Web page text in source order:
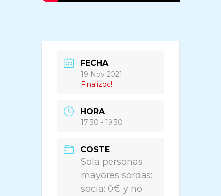
FECHA
19 Nov 2021
Finalizdo!
HORA
17:30 - 19:30
COSTE
Sola personas
mayores sordas:
socia: 0€ y no